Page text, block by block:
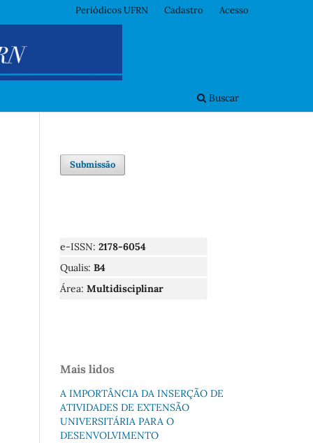
Buscar
Periódicos UFRN Cadastro Acesso
Submissão
e-ISSN: 2178-6054
Qualis: B4
Área: Multidisciplinar
Mais lidos
A IMPORTÂNCIA DA INSERÇÃO DE
ATIVIDADES DE EXTENSÃO
UNIVERSITÁRIA PARA O
DESENVOLVIMENTO